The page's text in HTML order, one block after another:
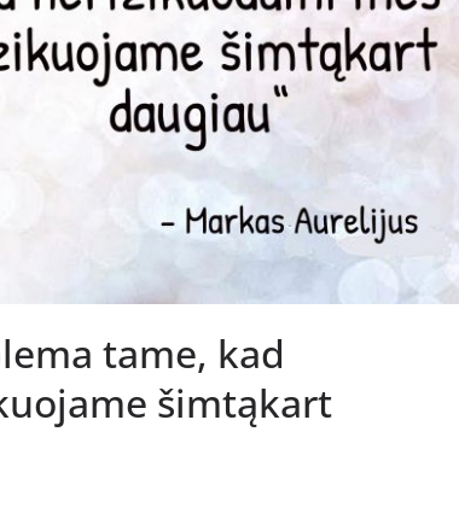
tame, kad
šimtąkart